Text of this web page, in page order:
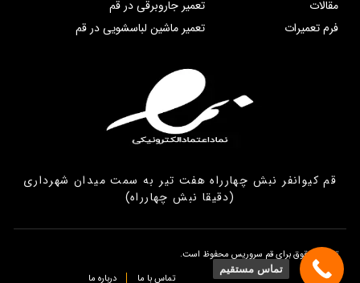
مقالات
فرم تعمیرات
تعمیر جاروبرقی در قم
تعمیر ماشین لباسشویی در قم
قم کیوانفر نبش چهارراه هفت تیر به سمت میدان شهرداری
(دقیقا نبش چهارراه)
تمامی حقوق برای قم سروریس محفوظ است.
تماس با ما
درباره ما
تماس مستقیم